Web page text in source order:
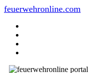
feuerwehronline.com